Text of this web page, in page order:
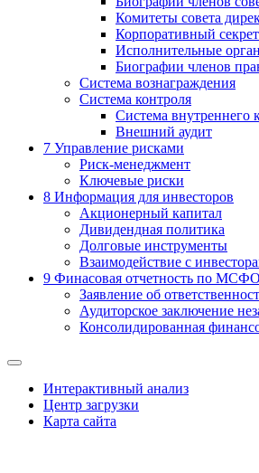
Комитеты совета
Корпоративный
Исполнительные
Биографии членов
Система вознаграждения
Система контроля
Система внутреннего
Внешний аудит
7 Управление рисками
Риск-менеджмент
Ключевые риски
8 Информация для инвесторов
Акционерный капитал
Дивидендная политика
Долговые инструменты
Взаимодействие с
9 Финасовая отчетность по МСФО
Заявление об
Аудиторское заключение
Консолидированная
Интерактивный анализ
Центр загрузки
Карта сайта